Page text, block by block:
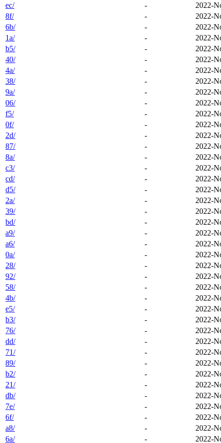
ec/
-
2022-
8f/
-
2022-
6b/
-
2022-
1a/
-
2022-
b5/
-
2022-
40/
-
2022-
4a/
-
2022-
38/
-
2022-
9a/
-
2022-
06/
-
2022-
f5/
-
2022-
0f/
-
2022-
2d/
-
2022-
87/
-
2022-
8a/
-
2022-
c3/
-
2022-
cd/
-
2022-
d5/
-
2022-
2a/
-
2022-
39/
-
2022-
bd/
-
2022-
a9/
-
2022-
a6/
-
2022-
0a/
-
2022-
28/
-
2022-
92/
-
2022-
58/
-
2022-
4b/
-
2022-
e5/
-
2022-
b3/
-
2022-
76/
-
2022-
dd/
-
2022-
71/
-
2022-
89/
-
2022-
b2/
-
2022-
21/
-
2022-
db/
-
2022-
7e/
-
2022-
6f/
-
2022-
a8/
-
2022-
6a/
- 2022-